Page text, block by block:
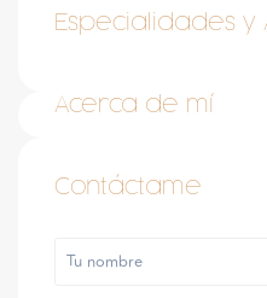
Especialidades
Acerca de mí
Contáctame